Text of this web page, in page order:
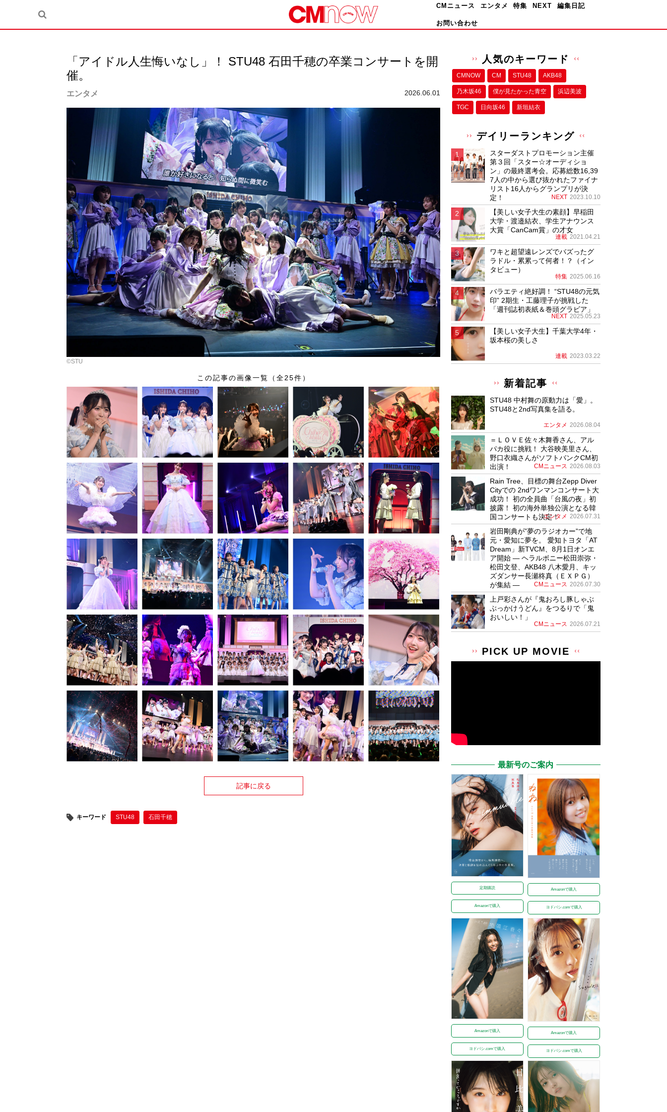
CMニュース エンタメ 特集 NEXT 編集日記
お問い合わせ
「アイドル人生悔いなし」！ STU48 石田千穂の卒業コンサートを開
催。
エンタメ 2026.06.01
©︎STU
この記事の画像一覧（全25件）
記事に戻る
キーワード STU48 石田千穂
人気のキーワード
CMNOW CM STU48 AKB48
乃木坂46 僕が⾒たかった⻘空 浜辺美波
TGC 日向坂46 新垣結衣
デイリーランキング
スターダストプロモーション主催
第３回「スター☆オーディショ
ン」の最終選考会。応募総数16,39
7人の中から選び抜かれたファイナ
リスト16人からグランプリが決
定！
NEXT 2023.10.10
【美しい女子大生の素顔】早稲田
大学・渡邉結衣、学生アナウンス
大賞「CanCam賞」の才女
連載 2021.04.21
ワキと超望遠レンズでバズったグ
ラドル・累累って何者！？（イン
タビュー）
特集 2025.06.16
バラエティ絶好調！ “STU48の元気
印” 2期生・工藤理子が挑戦した
「週刊誌初表紙＆巻頭グラビア」
NEXT 2025.05.23
【美しい女子大生】千葉大学4年・
坂本桜の美しさ
連載 2023.03.22
新着記事
STU48 中村舞の原動力は「愛」。
STU48と2nd写真集を語る。
エンタメ 2026.08.04
＝ＬＯＶＥ佐々木舞香さん、アル
パカ役に挑戦！ 大谷映美里さん、
野口衣織さんがソフトバンクCM初
出演！
CMニュース 2026.08.03
Rain Tree、目標の舞台Zepp Diver
Cityでの 2ndワンマンコンサート大
成功！ 初の全員曲「台風の夜」初
披露！ 初の海外単独公演となる韓
国コンサートも決定！
エンタメ 2026.07.31
岩田剛典が”夢のラジオカー”で地
元・愛知に夢を。 愛知トヨタ「AT
Dream」新TVCM、8月1日オンエ
ア開始 ― ヘラルボニー松田崇弥・
松田文登、AKB48 八木愛月、キッ
ズダンサー長瀬柊真（ＥＸＰＧ）
が集結 ―
CMニュース 2026.07.30
上戸彩さんが『鬼おろし豚しゃぶ
ぶっかけうどん』をつるりで「鬼
おいしい！」
CMニュース 2026.07.21
PICK UP MOVIE
最新号のご案内
定期購読
Amazonで購入
Amazonで購入
ヨドバシ.comで購入
Amazonで購入
ヨドバシ.comで購入
Amazonで購入
ヨドバシ.comで購入